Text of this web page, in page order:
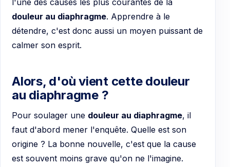
douleur au diaphragme. Apprendre à le
détendre, c'est donc aussi un moyen puissant de
calmer son esprit.
Alors, d'où vient cette douleur
au diaphragme ?
Pour soulager une douleur au diaphragme, il
faut d'abord mener l'enquête. Quelle est son
origine ? La bonne nouvelle, c'est que la cause
est souvent moins grave qu'on ne l'imagine.